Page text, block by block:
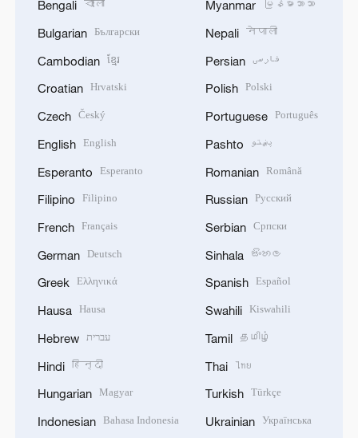
Bengali বাংলা
Bulgarian Български
Cambodian ខ្មែរ
Croatian Hrvatski
Czech Český
English English
Esperanto Esperanto
Filipino Filipino
French Français
German Deutsch
Greek Ελληνικά
Hausa Hausa
Hebrew עברית
Hindi हिन्दी
Hungarian Magyar
Indonesian Bahasa Indonesia
Myanmar မြန်မာဘာသာ
Nepali नेपाली
Persian فارسی
Polish Polski
Portuguese Português
Pashto پښتو
Romanian Română
Russian Русский
Serbian Српски
Sinhala සිංහල
Spanish Español
Swahili Kiswahili
Tamil தமிழ்
Thai ไทย
Turkish Türkçe
Ukrainian Українська